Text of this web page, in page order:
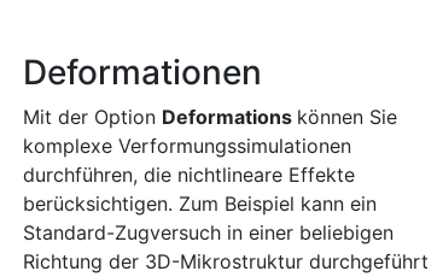
Deformationen
Mit der Option Deformations können Sie
komplexe Verformungssimulationen
durchführen, die nichtlineare Effekte
berücksichtigen. Zum Beispiel kann ein
Standard-Zugversuch in einer beliebigen
Richtung der 3D-Mikrostruktur durchgeführt